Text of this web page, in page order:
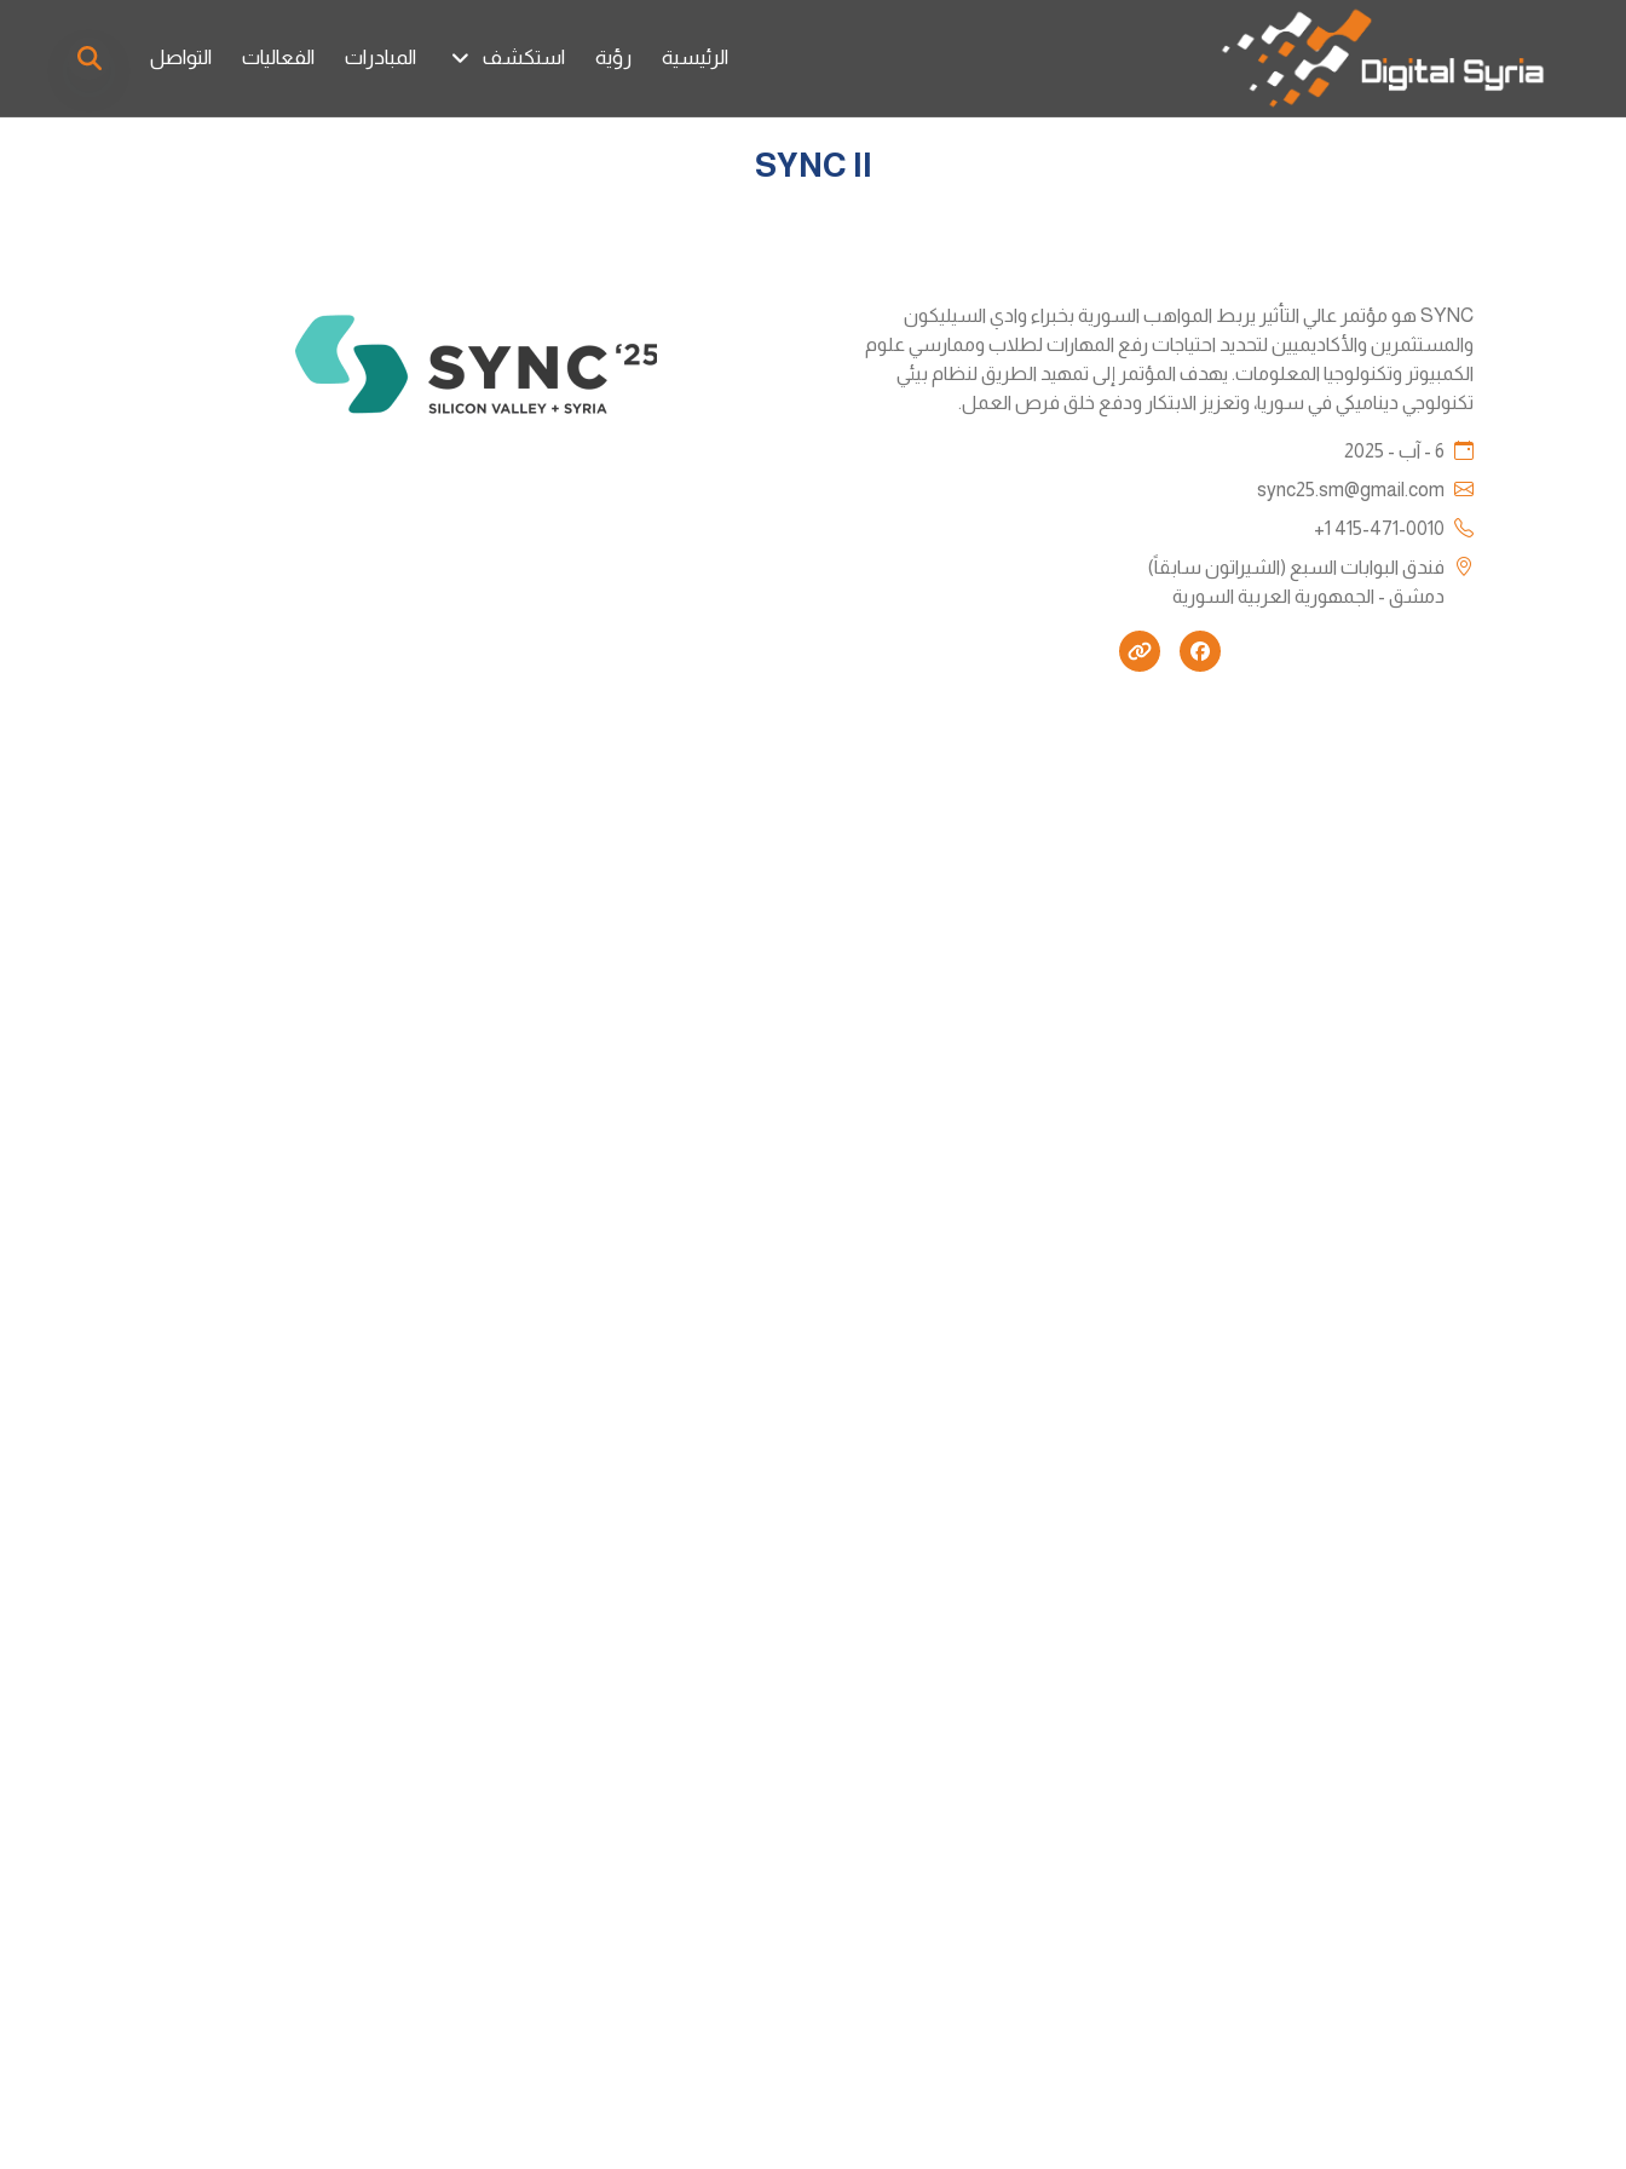
الرئيسية رؤية استكشف المبادرات الفعاليات التواصل
SYNC II
SYNC هو مؤتمر عالي التأثير يربط المواهب السورية بخبراء وادي السيليكون
والمستثمرين والأكاديميين لتحديد احتياجات رفع المهارات لطلاب وممارسي علوم
الكمبيوتر وتكنولوجيا المعلومات. يهدف المؤتمر إلى تمهيد الطريق لنظام بيئي
تكنولوجي ديناميكي في سوريا، وتعزيز الابتكار ودفع خلق فرص العمل.
6 - آب - 2025
sync25.sm@gmail.com
+1 415-471-0010
فندق البوابات السبع (الشيراتون سابقاً)
دمشق - الجمهورية العربية السورية